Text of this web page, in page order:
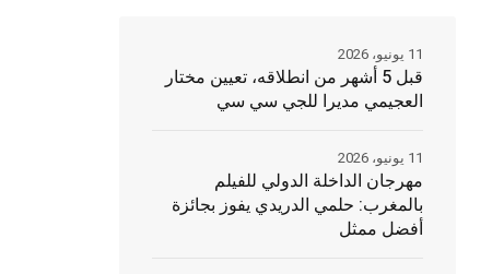
قبل 5 أشهر من انطلاقه، تعيين مختار
العجيمي مديرا للجي سي سي
11 يونيو، 2026
مهرجان الداخلة الدولي للفيلم
بالمغرب: حلمي الدريدي يفوز بجائزة
أفضل ممثل
11 يونيو، 2026